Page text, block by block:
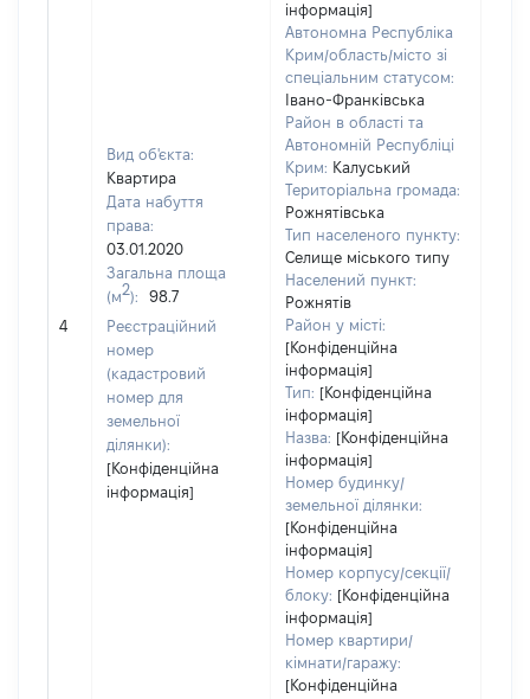
4
Вид об'єкта:
Квартира
Дата набуття
права:
03.01.2020
Загальна площа
(м2):
98.7
Реєстраційний
номер
(кадастровий
номер для
земельної
ділянки):
[Конфіденційна
інформація]
інформація]
Автономна Республіка
Крим/область/місто зі
спеціальним статусом:
Івано-Франківська
Район в області та
Автономній Республіці
Крим: Калуський
Територіальна громада:
Рожнятівська
Тип населеного пункту:
Селище міського типу
Населений пункт:
Рожнятів
Район у місті:
[Конфіденційна
інформація]
Тип: [Конфіденційна
інформація]
Назва: [Конфіденційна
інформація]
Номер будинку/
земельної ділянки:
[Конфіденційна
інформація]
Номер корпусу/секції/
блоку: [Конфіденційна
інформація]
Номер квартири/
кімнати/гаражу:
[Конфіденційна